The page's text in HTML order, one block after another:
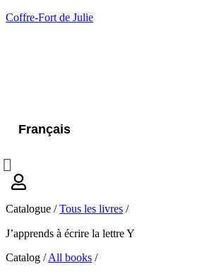
Coffre-Fort de Julie
Français
Catalogue /Tous les livres /
J’apprends à écrire la lettre Y
Catalog /All books /